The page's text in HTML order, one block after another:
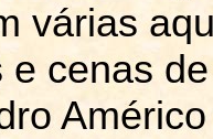
várias
e cenas